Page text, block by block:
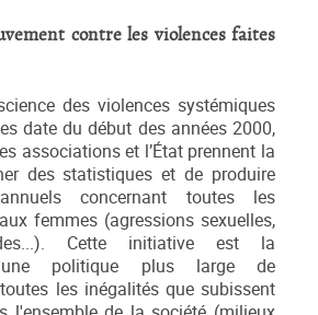
contre les violences faites
des violences systémiques
date du début des années 2000,
associations et l’État prennent la
des statistiques et de produire
concernant toutes les
femmes (agressions sexuelles,
Cette initiative est la
politique plus large de
les inégalités que subissent